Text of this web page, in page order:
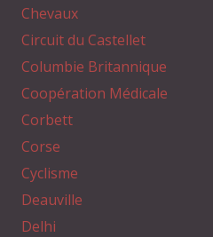
Chevaux
Circuit du Castellet
Columbie Britannique
Coopération Médicale
Corbett
Corse
Cyclisme
Deauville
Delhi